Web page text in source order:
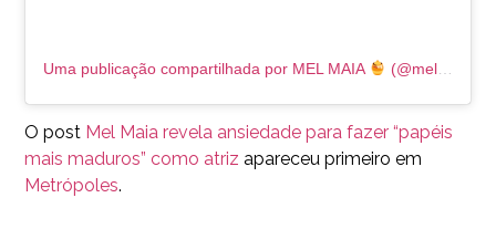
Uma publicação compartilhada por MEL MAIA (@melissamelmaia)
O post Mel Maia revela ansiedade para fazer “papéis
mais maduros” como atriz apareceu primeiro em
Metrópoles.